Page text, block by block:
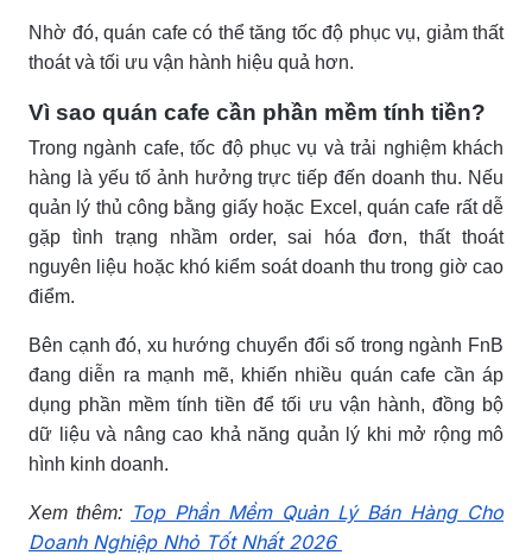
Nhờ đó, quán cafe có thể tăng tốc độ phục vụ, giảm thất
thoát và tối ưu vận hành hiệu quả hơn.
Vì sao quán cafe cần phần mềm tính tiền?
Trong ngành cafe, tốc độ phục vụ và trải nghiệm khách
hàng là yếu tố ảnh hưởng trực tiếp đến doanh thu. Nếu
quản lý thủ công bằng giấy hoặc Excel, quán cafe rất dễ
gặp tình trạng nhầm order, sai hóa đơn, thất thoát
nguyên liệu hoặc khó kiểm soát doanh thu trong giờ cao
điểm.
Bên cạnh đó, xu hướng chuyển đổi số trong ngành FnB
đang diễn ra mạnh mẽ, khiến nhiều quán cafe cần áp
dụng phần mềm tính tiền để tối ưu vận hành, đồng bộ
dữ liệu và nâng cao khả năng quản lý khi mở rộng mô
hình kinh doanh.
Xem thêm: Top Phần Mềm Quản Lý Bán Hàng Cho
Doanh Nghiệp Nhỏ Tốt Nhất 2026